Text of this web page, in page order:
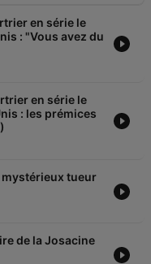
en série le
: "Vous avez du
en série le
: les prémices
mystérieux tueur
de la Josacine